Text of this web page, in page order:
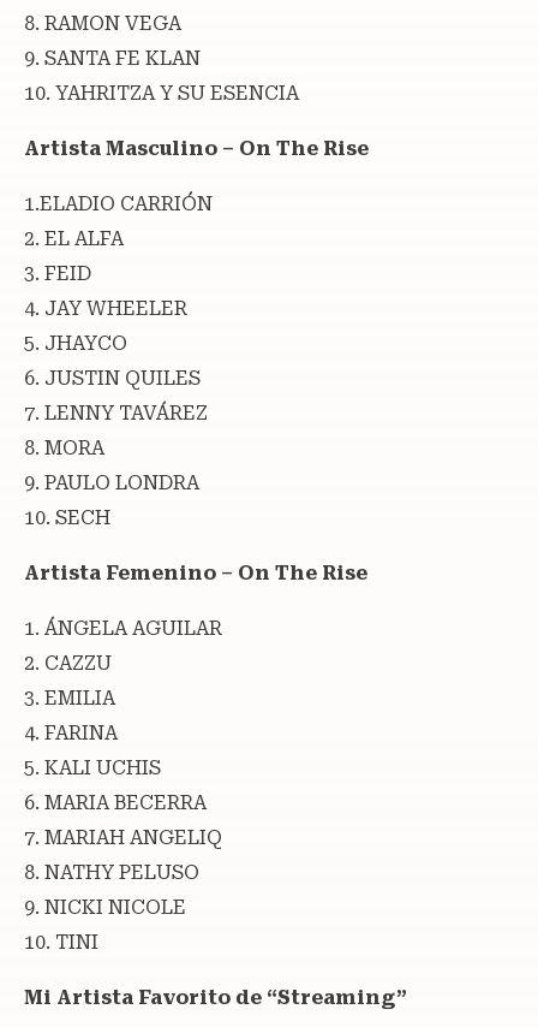
8. RAMON VEGA
9. SANTA FE KLAN
10. YAHRITZA Y SU ESENCIA
Artista Masculino – On The Rise
1.ELADIO CARRIÓN
2. EL ALFA
3. FEID
4. JAY WHEELER
5. JHAYCO
6. JUSTIN QUILES
7. LENNY TAVÁREZ
8. MORA
9. PAULO LONDRA
10. SECH
Artista Femenino – On The Rise
1. ÁNGELA AGUILAR
2. CAZZU
3. EMILIA
4. FARINA
5. KALI UCHIS
6. MARIA BECERRA
7. MARIAH ANGELIQ
8. NATHY PELUSO
9. NICKI NICOLE
10. TINI
Mi Artista Favorito de “Streaming”